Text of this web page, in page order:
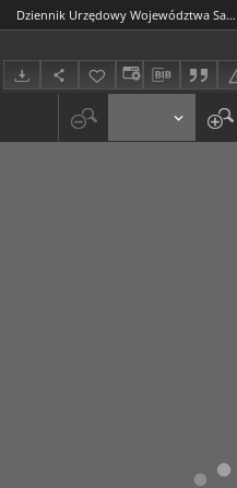
Dziennik Urzędowy Województwa Sandomierskiego, 1822, nr 36